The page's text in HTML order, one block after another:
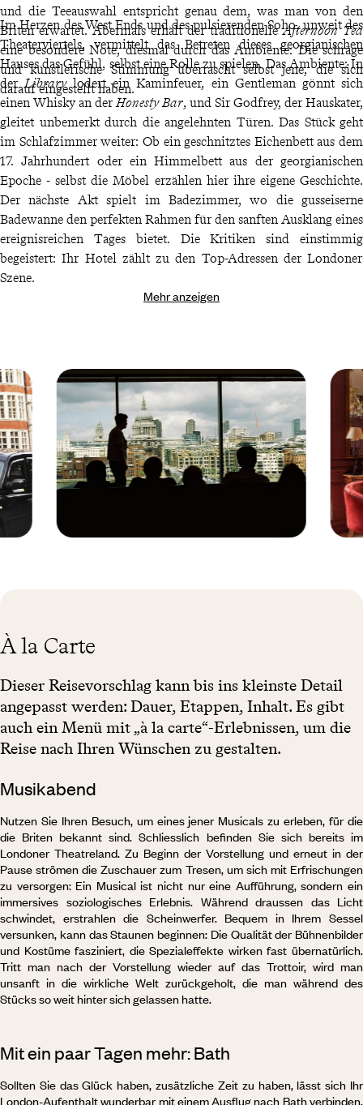
und die Teeauswahl entspricht genau dem, was man von den
Briten erwartet. Abermals erhält der traditionelleAfternoon Tea
eine besondere Note, diesmal durch das Ambiente: Die schräge
und künstlerische Stimmung überrascht selbst jene, die sich
darauf eingestellt haben.
Im Herzen des West Ends und des pulsierenden Soho, unweit des
Theaterviertels, vermittelt das Betreten dieses georgianischen
Hauses das Gefühl, selbst eine Rolle zu spielen. Das Ambiente: In
derLibrarylodert ein Kaminfeuer, ein Gentleman gönnt sich
einen Whisky an derHonesty Bar, und Sir Godfrey, der Hauskater,
gleitet unbemerkt durch die angelehnten Türen. Das Stück geht
im Schlafzimmer weiter: Ob ein geschnitztes Eichenbett aus dem
17. Jahrhundert oder ein Himmelbett aus der georgianischen
Epoche - selbst die Möbel erzählen hier ihre eigene Geschichte.
Der nächste Akt spielt im Badezimmer, wo die gusseiserne
Badewanne den perfekten Rahmen für den sanften Ausklang eines
ereignisreichen Tages bietet. Die Kritiken sind einstimmig
begeistert: Ihr Hotel zählt zu den Top-Adressen der Londoner
Szene.
Mehr anzeigen
À la Carte
Dieser Reisevorschlag kann bis ins kleinste Detail
angepasst werden: Dauer, Etappen, Inhalt. Es gibt
auch ein Menü mit „à la carte“-Erlebnissen, um die
Reise nach Ihren Wünschen zu gestalten.
Musikabend
Nutzen Sie Ihren Besuch, um eines jener Musicals zu erleben, für die
die Briten bekannt sind. Schliesslich befinden Sie sich bereits im
Londoner Theatreland. Zu Beginn der Vorstellung und erneut in der
Pause strömen die Zuschauer zum Tresen, um sich mit Erfrischungen
zu versorgen: Ein Musical ist nicht nur eine Aufführung, sondern ein
immersives soziologisches Erlebnis. Während draussen das Licht
schwindet, erstrahlen die Scheinwerfer. Bequem in Ihrem Sessel
versunken, kann das Staunen beginnen: Die Qualität der Bühnenbilder
und Kostüme fasziniert, die Spezialeffekte wirken fast übernatürlich.
Tritt man nach der Vorstellung wieder auf das Trottoir, wird man
unsanft in die wirkliche Welt zurückgeholt, die man während des
Stücks so weit hinter sich gelassen hatte.
Mit ein paar Tagen mehr: Bath
Sollten Sie das Glück haben, zusätzliche Zeit zu haben, lässt sich Ihr
London-Aufenthalt wunderbar mit einem Ausflug nach Bath verbinden,